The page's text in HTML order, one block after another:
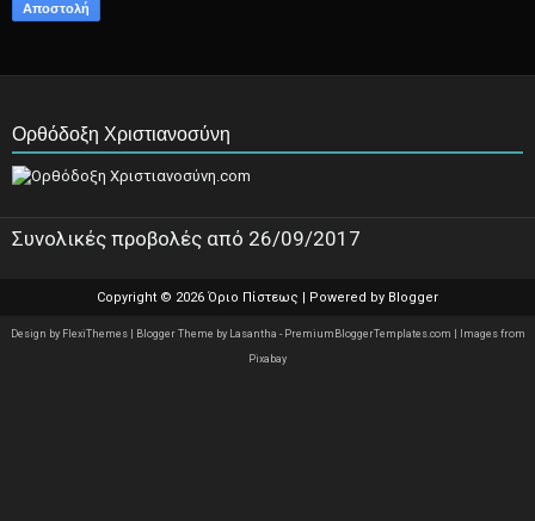
Ορθόδοξη Χριστιανοσύνη
Συνολικές προβολές από 26/09/2017
Copyright © 2026 Όριο Πίστεως | Powered by Blogger
Design by FlexiThemes | Blogger Theme by Lasantha - PremiumBloggerTemplates.com Images from
Pixabay